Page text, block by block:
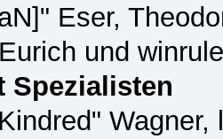
Eser,
und
Spezialisten